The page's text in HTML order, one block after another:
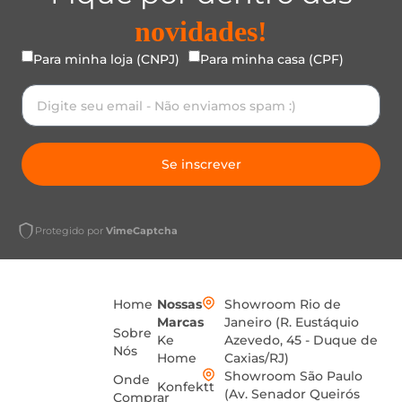
novidades!
Para minha loja (CNPJ) Para minha casa (CPF)
Se inscrever
Protegido por VimeCaptcha
Home
Sobre
Nós
Onde
Comprar
Nossas
Marcas
Ke
Home
Konfektt
Showroom Rio de
Janeiro (R. Eustáquio
Azevedo, 45 - Duque de
Caxias/RJ)
Showroom São Paulo
(Av. Senador Queirós